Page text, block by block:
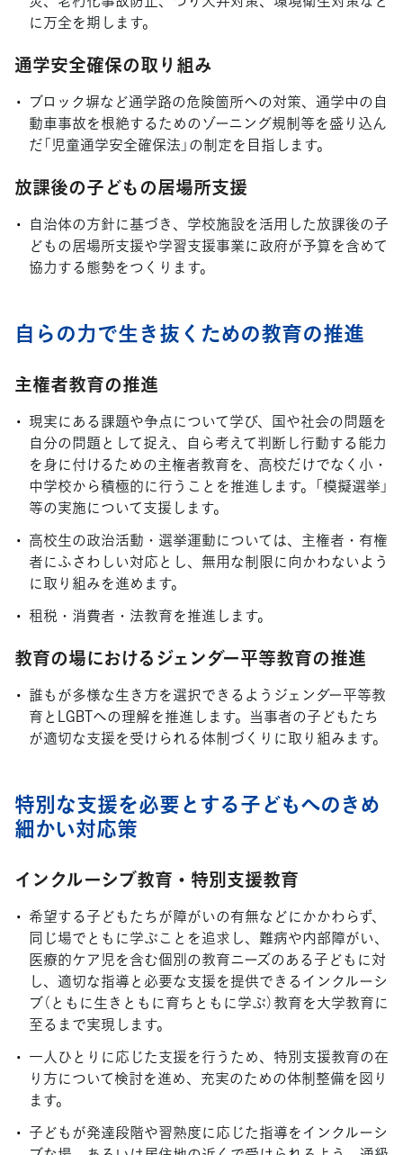
に万全を期します。
通学安全確保の取り組み
ブロック塀など通学路の危険箇所への対策、通学中の自
動車事故を根絶するためのゾーニング規制等を盛り込ん
だ「児童通学安全確保法」の制定を目指します。
放課後の子どもの居場所支援
自治体の方針に基づき、学校施設を活用した放課後の子
どもの居場所支援や学習支援事業に政府が予算を含めて
協力する態勢をつくります。
自らの力で生き抜くための教育の推進
主権者教育の推進
現実にある課題や争点について学び、国や社会の問題を
自分の問題として捉え、自ら考えて判断し行動する能力
を身に付けるための主権者教育を、高校だけでなく小・
中学校から積極的に行うことを推進します。「模擬選挙」
等の実施について支援します。
高校生の政治活動・選挙運動については、主権者・有権
者にふさわしい対応とし、無用な制限に向かわないよう
に取り組みを進めます。
租税・消費者・法教育を推進します。
教育の場におけるジェンダー平等教育の推進
誰もが多様な生き方を選択できるようジェンダー平等教
育とLGBTへの理解を推進します。当事者の子どもたち
が適切な支援を受けられる体制づくりに取り組みます。
特別な支援を必要とする子どもへのきめ
細かい対応策
インクルーシブ教育・特別支援教育
希望する子どもたちが障がいの有無などにかかわらず、
同じ場でともに学ぶことを追求し、難病や内部障がい、
医療的ケア児を含む個別の教育ニーズのある子どもに対
し、適切な指導と必要な支援を提供できるインクルーシ
ブ（ともに生きともに育ちともに学ぶ）教育を大学教育に
至るまで実現します。
一人ひとりに応じた支援を行うため、特別支援教育の在
り方について検討を進め、充実のための体制整備を図り
ます。
子どもが発達段階や習熟度に応じた指導をインクルーシ